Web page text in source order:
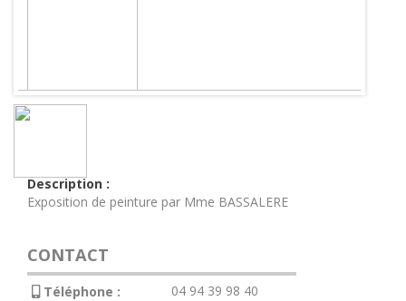
Description :
Exposition de peinture par Mme BASSALERE
CONTACT
Téléphone :
04 94 39 98 40